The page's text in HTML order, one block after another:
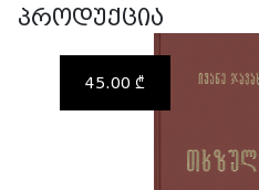
პროდუქცია
45.00 ₾